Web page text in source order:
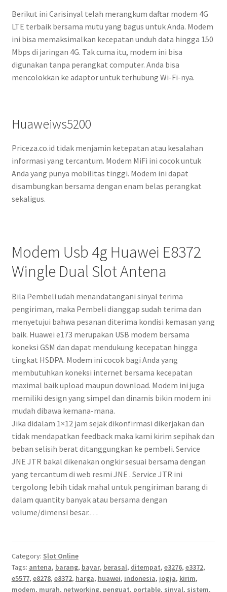
Berikut ini Carisinyal telah merangkum daftar modem 4G
LTE terbaik bersama mutu yang bagus untuk Anda. Modem
ini bisa memaksimalkan kecepatan unduh data hingga 150
Mbps di jaringan 4G. Tak cuma itu, modem ini bisa
digunakan tanpa perangkat computer. Anda bisa
mencolokkan ke adaptor untuk terhubung Wi-Fi-nya.
Huaweiws5200
Priceza.co.id tidak menjamin ketepatan atau kesalahan
informasi yang tercantum. Modem MiFi ini cocok untuk
Anda yang punya mobilitas tinggi. Modem ini dapat
disambungkan bersama dengan enam belas perangkat
sekaligus.
Modem Usb 4g Huawei E8372
Wingle Dual Slot Antena
Bila Pembeli udah menandatangani sinyal terima
pengiriman, maka Pembeli dianggap sudah terima dan
menyetujui bahwa pesanan diterima kondisi kemasan yang
baik. Huawei e173 merupakan USB modem bersama
koneksi GSM dan dapat mendukung kecepatan hingga
tingkat HSDPA. Modem ini cocok bagi Anda yang
membutuhkan koneksi internet bersama kecepatan
maximal baik upload maupun download. Modem ini juga
memiliki design yang simpel dan dinamis bikin modem ini
mudah dibawa kemana-mana.
Jika didalam 1×12 jam sejak dikonfirmasi dikerjakan dan
tidak mendapatkan feedback maka kami kirim sepihak dan
beban selisih berat ditanggungkan ke pembeli. Service
JNE JTR bakal dikenakan ongkir sesuai bersama dengan
yang tercantum di web resmi JNE . Service JTR ini
tergolong lebih tidak mahal untuk pengiriman barang di
dalam quantity banyak atau bersama dengan
volume/dimensi besar.…
Category: Slot Online
Tags: antena, barang, bayar, berasal, ditempat, e3276, e3372,
e5577, e8278, e8372, harga, huawei, indonesia, jogja, kirim,
modem, murah, networking, penguat, portable, sinyal, sistem,